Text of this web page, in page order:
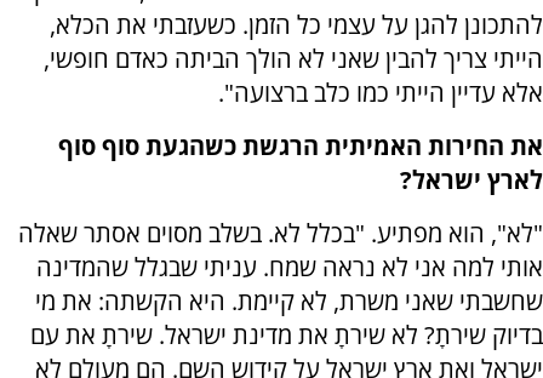
להתכונן להגן על עצמי כל הזמן. כשעזבתי את הכלא,
הייתי צריך להבין שאני לא הולך הביתה כאדם חופשי,
אלא עדיין הייתי כמו כלב ברצועה".
את החירות האמיתית הרגשת כשהגעת סוף סוף
לארץ ישראל?
"לא", הוא מפתיע. "בכלל לא. בשלב מסוים אסתר שאלה
אותי למה אני לא נראה שמח. עניתי שבגלל שהמדינה
שחשבתי שאני משרת, לא קיימת. היא הקשתה: את מי
בדיוק שירתָ? לא שירתָ את מדינת ישראל. שירתָ את עם
ישראל ואת ארץ ישראל על קידוש השם. הם מעולם לא